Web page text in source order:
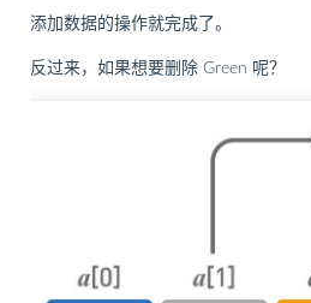
添加数据的操作就完成了。
反过来，如果想要删除 Green 呢？